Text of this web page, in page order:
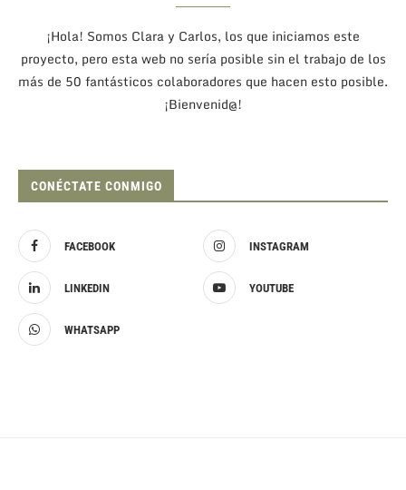
¡Hola! Somos Clara y Carlos, los que iniciamos este
proyecto, pero esta web no sería posible sin el trabajo de los
más de 50 fantásticos colaboradores que hacen esto posible.
¡Bienvenid@!
CONÉCTATE CONMIGO
FACEBOOK INSTAGRAM
LINKEDIN YOUTUBE
WHATSAPP